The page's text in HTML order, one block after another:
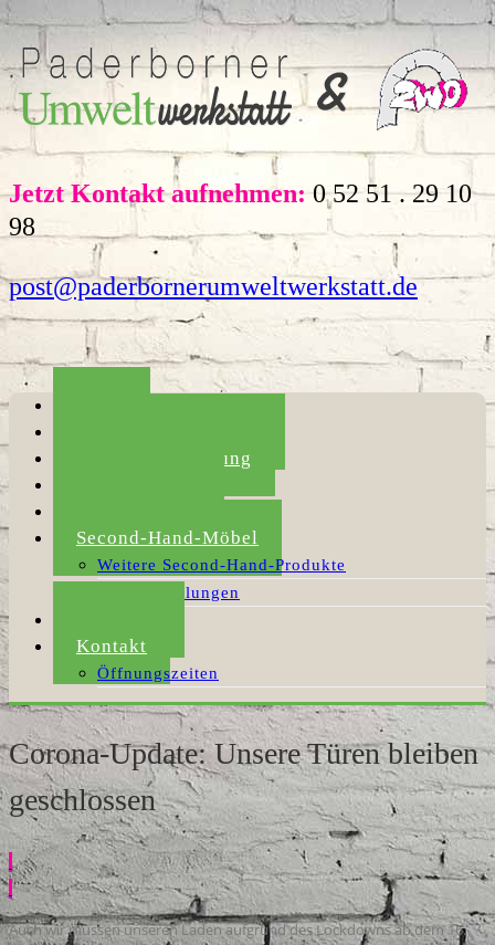
Jetzt Kontakt aufnehmen:0 52 51 . 29 10
98
post@paderbornerumweltwerkstatt.de
Haushaltsauflösung
Second-Hand-Möbel
Weitere Second-Hand-Produkte
Möbelabholungen
Kontakt
Öffnungszeiten
Corona-Update: Unsere Türen bleiben
geschlossen
Auch wir müssen unseren Laden aufgrund des Lockdowns ab dem 16.